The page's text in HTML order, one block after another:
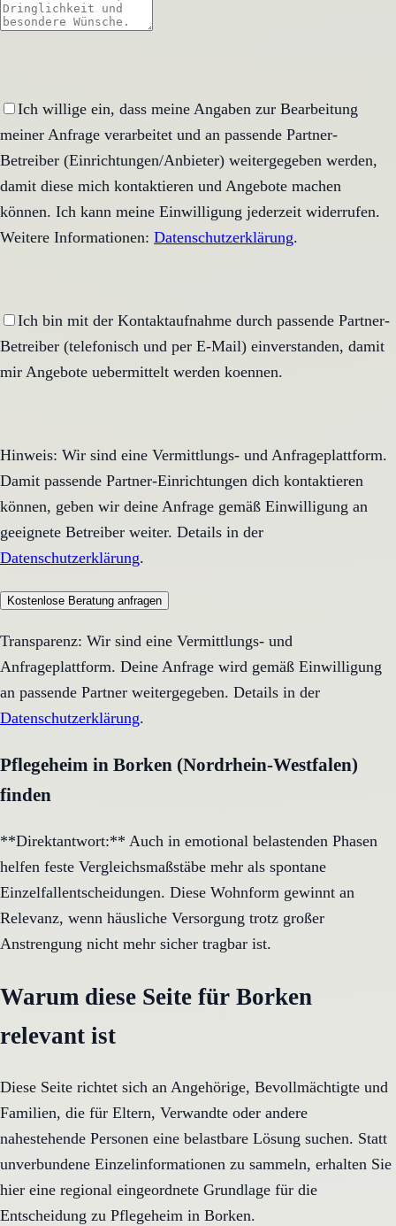
Ich willige ein, dass meine Angaben zur Bearbeitung
meiner Anfrage verarbeitet und an passende Partner-
Betreiber (Einrichtungen/Anbieter) weitergegeben werden,
damit diese mich kontaktieren und Angebote machen
können. Ich kann meine Einwilligung jederzeit widerrufen.
Weitere Informationen: Datenschutzerklärung.
Ich bin mit der Kontaktaufnahme durch passende Partner-
Betreiber (telefonisch und per E-Mail) einverstanden, damit
mir Angebote uebermittelt werden koennen.
Hinweis: Wir sind eine Vermittlungs- und Anfrageplattform.
Damit passende Partner-Einrichtungen dich kontaktieren
können, geben wir deine Anfrage gemäß Einwilligung an
geeignete Betreiber weiter. Details in der
Datenschutzerklärung.
Kostenlose Beratung anfragen
Transparenz: Wir sind eine Vermittlungs- und
Anfrageplattform. Deine Anfrage wird gemäß Einwilligung
an passende Partner weitergegeben. Details in der
Datenschutzerklärung.
Pflegeheim in Borken (Nordrhein-Westfalen)
finden
**Direktantwort:** Auch in emotional belastenden Phasen
helfen feste Vergleichsmaßstäbe mehr als spontane
Einzelfallentscheidungen. Diese Wohnform gewinnt an
Relevanz, wenn häusliche Versorgung trotz großer
Anstrengung nicht mehr sicher tragbar ist.
Warum diese Seite für Borken
relevant ist
Diese Seite richtet sich an Angehörige, Bevollmächtigte und
Familien, die für Eltern, Verwandte oder andere
nahestehende Personen eine belastbare Lösung suchen. Statt
unverbundene Einzelinformationen zu sammeln, erhalten Sie
hier eine regional eingeordnete Grundlage für die
Entscheidung zu Pflegeheim in Borken.